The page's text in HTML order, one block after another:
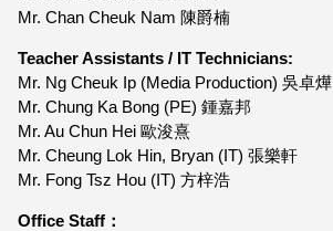
Mr. Chan Cheuk Nam 陳爵楠
Teacher Assistants / IT Technicians:
Mr. Ng Cheuk Ip (Media Production) 吳卓燁
Mr. Chung Ka Bong (PE) 鍾嘉邦
Mr. Au Chun Hei 歐浚熹
Mr. Cheung Lok Hin, Bryan (IT) 張樂軒
Mr. Fong Tsz Hou (IT) 方梓浩
Office Staff：